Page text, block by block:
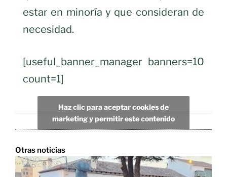
estar en minoría y que consideran de
necesidad.
[useful_banner_manager banners=10
count=1]
Haz clic para aceptar cookies de
marketing y permitir este contenido
Otras noticias